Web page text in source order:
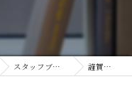
スタッフブログ 謹賀新年